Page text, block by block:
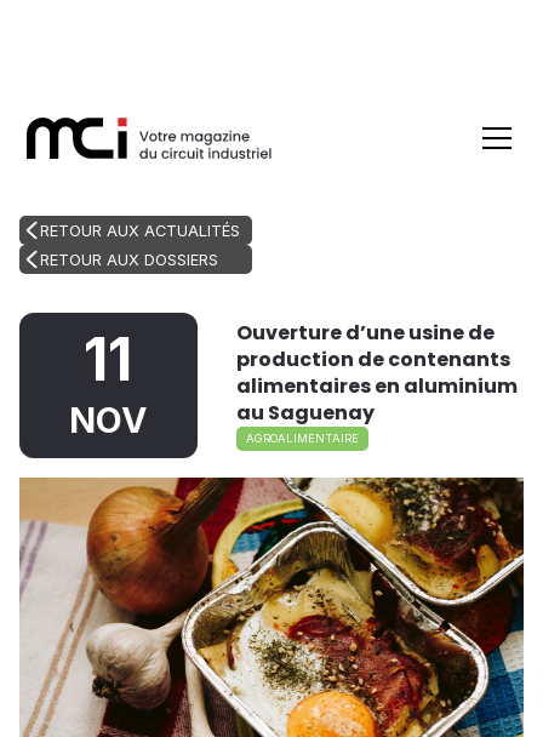
RETOUR AUX ACTUALITÉS
RETOUR AUX DOSSIERS
11
NOV
Ouverture d’une usine de
production de contenants
alimentaires en aluminium
au Saguenay
AGROALIMENTAIRE